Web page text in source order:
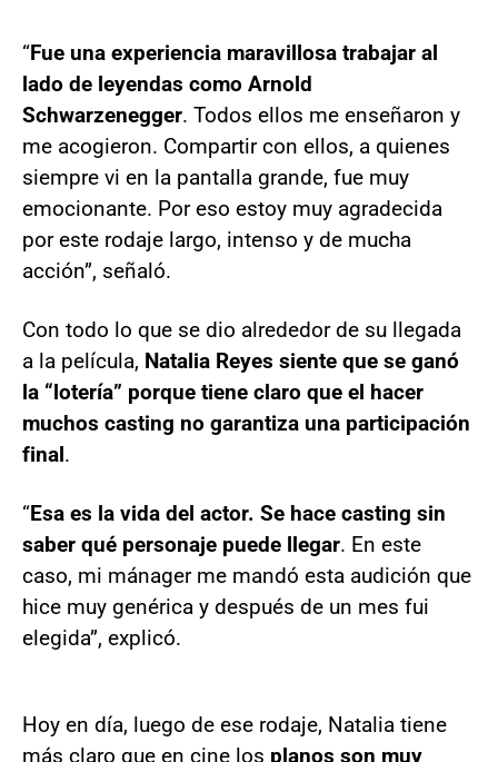
“Fue una experiencia maravillosa trabajar al
lado de leyendas como Arnold
Schwarzenegger. Todos ellos me enseñaron y
me acogieron. Compartir con ellos, a quienes
siempre vi en la pantalla grande, fue muy
emocionante. Por eso estoy muy agradecida
por este rodaje largo, intenso y de mucha
acción”, señaló.
Con todo lo que se dio alrededor de su llegada
a la película, Natalia Reyes siente que se ganó
la “lotería” porque tiene claro que el hacer
muchos casting no garantiza una participación
final.
“Esa es la vida del actor. Se hace casting sin
saber qué personaje puede llegar. En este
caso, mi mánager me mandó esta audición que
hice muy genérica y después de un mes fui
elegida”, explicó.
Hoy en día, luego de ese rodaje, Natalia tiene
más claro que en cine los planos son muy